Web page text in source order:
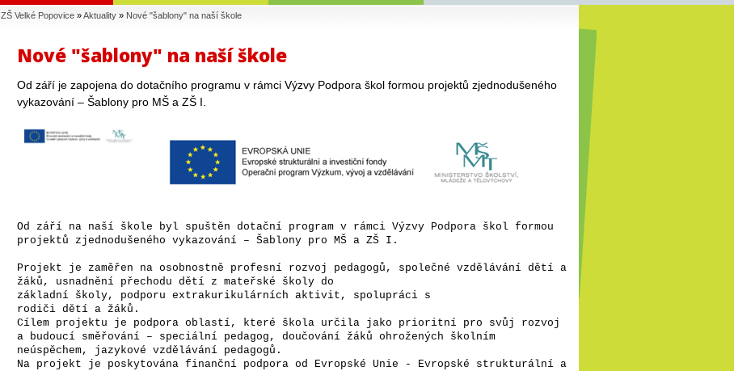
ZŠ Velké Popovice »Aktuality » Nové "šablony" na naší škole
Nové "šablony" na naší škole
Od září je zapojena do dotačního programu v rámci Výzvy Podpora škol formou projektů zjednodušeného
vykazování – Šablony pro MŠ a ZŠ I.
Od září na naší škole byl spuštěn dotační program v rámci Výzvy Podpora škol formou
projektů zjednodušeného vykazování – Šablony pro MŠ a ZŠ I.
Projekt je zaměřen na osobnostně profesní rozvoj pedagogů, společné vzdělávání dětí a
žáků, usnadnění přechodu dětí z mateřské školy do
základní školy, podporu extrakurikulárních aktivit, spolupráci s
rodiči dětí a žáků.
Cílem projektu je podpora oblastí, které škola určila jako prioritní pro svůj rozvoj
a budoucí směřování – speciální pedagog, doučování žáků ohrožených školním
neúspěchem, jazykové vzdělávání pedagogů.
Na projekt je poskytována finanční podpora od Evropské Unie - Evropské strukturální a